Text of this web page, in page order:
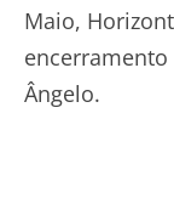
Maio,
Ângelo.